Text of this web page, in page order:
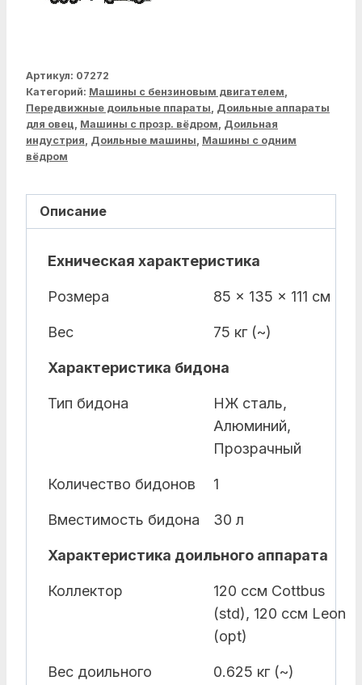
Артикул: 07272
Категорий: Машины с бензиновым двигателем,
Передвижные доильные ппараты, Доильные аппараты
для овец, Машины с прозр. вёдром, Доильная
индустрия, Доильные машины, Машины с одним
вёдром
Описание
Ехническая характеристика
Розмера 85 x 135 x 111 см
Вес 75 кг (~)
Характеристика бидона
Тип бидона
НЖ сталь,
Алюминий,
Прозрачный
Количество бидонов 1
Вместимость бидона 30 л
Характеристика доильного аппарата
Коллектор
120 ccм Cottbus
(std), 120 ccм Leon
(opt)
Вес доильного
0.625 кг (~)